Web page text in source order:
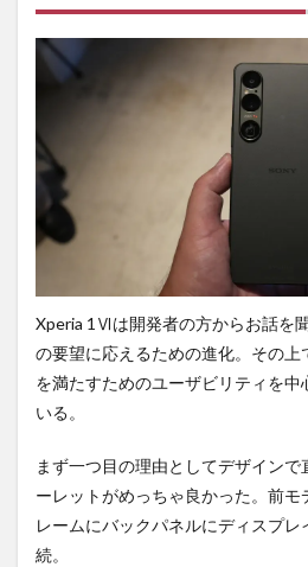
た。
スピ
善。
3
ベン
チマ
ず。
4
テレ
マク
応。
唯一
の懸
Xperia 1Ⅵは開発者の方からお話を
の要望に応えるための進化。その
を満たすためのユーザビリティを
いる。
まず一つ目の理由としてデザイン
ーレットがめっちゃ良かった。前
レームにバックパネルにディスプ
続。